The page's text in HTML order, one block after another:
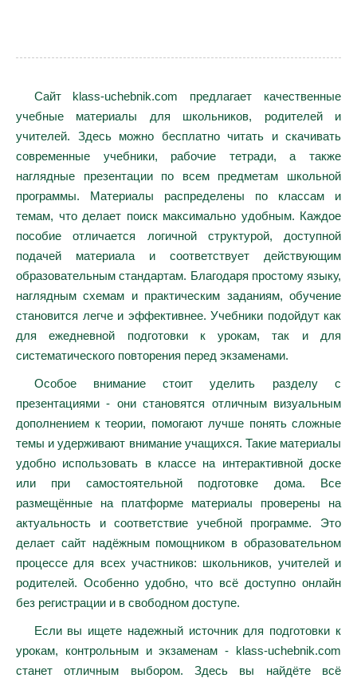
Сайт klass-uchebnik.com предлагает качественные
учебные материалы для школьников, родителей и
учителей. Здесь можно бесплатно читать и скачивать
современные учебники, рабочие тетради, а также
наглядные презентации по всем предметам школьной
программы. Материалы распределены по классам и
темам, что делает поиск максимально удобным. Каждое
пособие отличается логичной структурой, доступной
подачей материала и соответствует действующим
образовательным стандартам. Благодаря простому языку,
наглядным схемам и практическим заданиям, обучение
становится легче и эффективнее. Учебники подойдут как
для ежедневной подготовки к урокам, так и для
систематического повторения перед экзаменами.
Особое внимание стоит уделить разделу с
презентациями - они становятся отличным визуальным
дополнением к теории, помогают лучше понять сложные
темы и удерживают внимание учащихся. Такие материалы
удобно использовать в классе на интерактивной доске
или при самостоятельной подготовке дома. Все
размещённые на платформе материалы проверены на
актуальность и соответствие учебной программе. Это
делает сайт надёжным помощником в образовательном
процессе для всех участников: школьников, учителей и
родителей. Особенно удобно, что всё доступно онлайн
без регистрации и в свободном доступе.
Если вы ищете надежный источник для подготовки к
урокам, контрольным и экзаменам - klass-uchebnik.com
станет отличным выбором. Здесь вы найдёте всё